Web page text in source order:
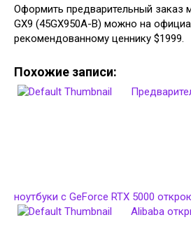
Оформить предварительный заказ
GX9 (45GX950A-B) можно на
рекомендованному ценнику $1999.
Похожие записи:
ноутбуки с GeForce RTX 5000
Alibaba